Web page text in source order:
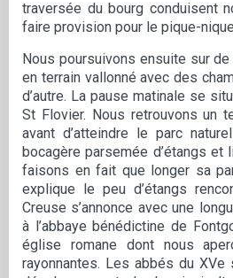
traversée du bourg conduisent
faire provision pour le pique-
Nous poursuivons ensuite sur
en terrain vallonné avec des
d’autre. La pause matinale se
St Flovier. Nous retrouvons un
avant d’atteindre le parc
bocagère parsemée d’étangs et
faisons en fait que longer sa
explique le peu d’étangs
Creuse s’annonce avec une
à l’abbaye bénédictine de
église romane dont nous
rayonnantes. Les abbés du XVe